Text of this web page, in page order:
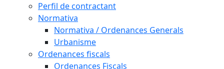
Perfil de contractant
Normativa
Normativa / Ordenances Generals
Urbanisme
Ordenances fiscals
Ordenances Fiscals